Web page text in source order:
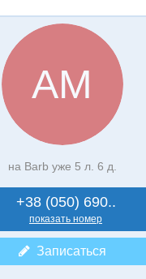
АМ
на Barb уже 5 л. 6 д.
+38 (050) 690..
показать номер
Записаться